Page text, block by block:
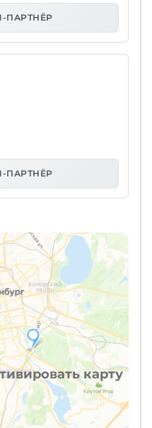
карту
ПАРТНЁР
ПАРТНЁР